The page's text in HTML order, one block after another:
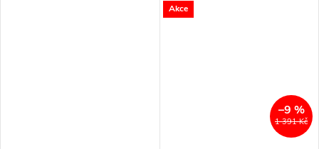
Akce
1 391 Kč
–9 %